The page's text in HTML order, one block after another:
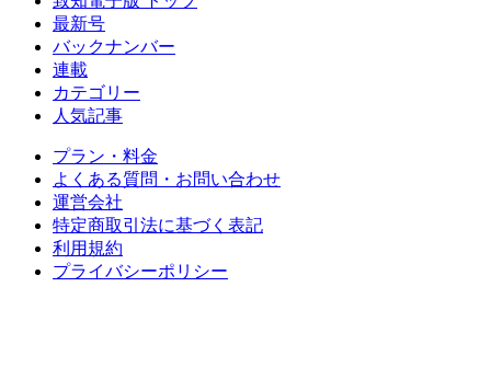
最新号
バックナンバー
連載
カテゴリー
人気記事
プラン・料金
よくある質問・お問い合わせ
運営会社
特定商取引法に基づく表記
利用規約
プライバシーポリシー